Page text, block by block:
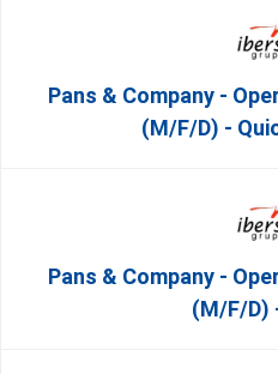
Pans & Company -
(m/f/d) -
Pans & Company -
(m/f/d) -